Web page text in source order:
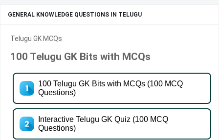
GENERAL KNOWLEDGE QUESTIONS IN TELUGU
Telugu GK MCQs
100 Telugu GK Bits with MCQs
100 Telugu GK Bits with MCQs (100 MCQ
Questions)
Interactive Telugu GK Quiz (100 MCQ
Questions)